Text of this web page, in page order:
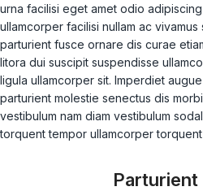
urna facilisi eget amet odio
ullamcorper facilisi nullam ac
parturient fusce ornare dis curae
litora dui suscipit suspendisse
ligula ullamcorper sit. Imperdiet
parturient molestie senectus dis
vestibulum nam diam vestibulum
torquent tempor ullamcorper torquent